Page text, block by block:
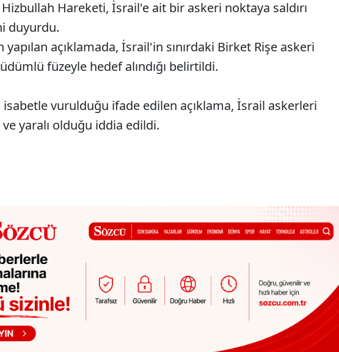
Hareketi, İsrail'e ait bir askeri noktaya saldırı
duyurdu.
açıklamada, İsrail'in sınırdaki Birket Rişe askeri
füzeyle hedef alındığı belirtildi.
vurulduğu ifade edilen açıklama, İsrail askerleri
ve yaralı olduğu iddia edildi.